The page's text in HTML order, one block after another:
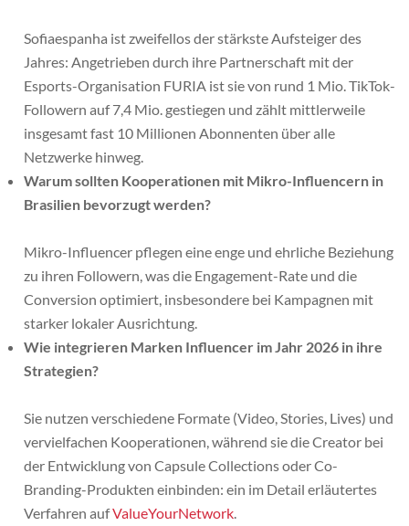
Sofiaespanha ist zweifellos der stärkste Aufsteiger des
Jahres: Angetrieben durch ihre Partnerschaft mit der
Esports-Organisation FURIA ist sie von rund 1 Mio. TikTok-
Followern auf 7,4 Mio. gestiegen und zählt mittlerweile
insgesamt fast 10 Millionen Abonnenten über alle
Netzwerke hinweg.
Warum sollten Kooperationen mit Mikro-Influencern in
Brasilien bevorzugt werden?
Mikro-Influencer pflegen eine enge und ehrliche Beziehung
zu ihren Followern, was die Engagement-Rate und die
Conversion optimiert, insbesondere bei Kampagnen mit
starker lokaler Ausrichtung.
Wie integrieren Marken Influencer im Jahr 2026 in ihre
Strategien?
Sie nutzen verschiedene Formate (Video, Stories, Lives) und
vervielfachen Kooperationen, während sie die Creator bei
der Entwicklung von Capsule Collections oder Co-
Branding-Produkten einbinden: ein im Detail erläutertes
Verfahren aufValueYourNetwork